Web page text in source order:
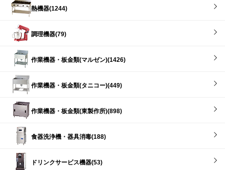
熱機器(1244)
調理機器(79)
作業機器・板金類(マルゼン)(1426)
作業機器・板金類(タニコー)(449)
作業機器・板金類(東製作所)(898)
食器洗浄機・器具消毒(188)
ドリンクサービス機器(53)